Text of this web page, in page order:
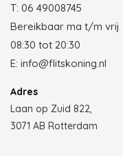
T: 06 49008745
Bereikbaar ma t/m vrij
08:30 tot 20:30
E: info@flitskoning.nl
Adres
Laan op Zuid 822,
3071 AB Rotterdam